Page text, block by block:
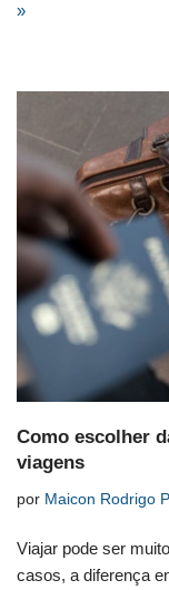
»
Como escolher
viagens
por Maicon Rodrigo
Viajar pode ser
casos, a diferença